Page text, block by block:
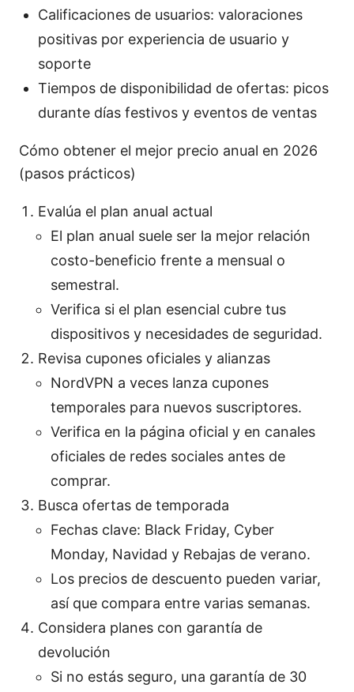
Calificaciones de usuarios: valoraciones
positivas por experiencia de usuario y
soporte
Tiempos de disponibilidad de ofertas: picos
durante días festivos y eventos de ventas
Cómo obtener el mejor precio anual en 2026
(pasos prácticos)
Evalúa el plan anual actual
El plan anual suele ser la mejor relación
costo-beneficio frente a mensual o
semestral.
Verifica si el plan esencial cubre tus
dispositivos y necesidades de seguridad.
Revisa cupones oficiales y alianzas
NordVPN a veces lanza cupones
temporales para nuevos suscriptores.
Verifica en la página oficial y en canales
oficiales de redes sociales antes de
comprar.
Busca ofertas de temporada
Fechas clave: Black Friday, Cyber
Monday, Navidad y Rebajas de verano.
Los precios de descuento pueden variar,
así que compara entre varias semanas.
Considera planes con garantía de
devolución
Si no estás seguro, una garantía de 30